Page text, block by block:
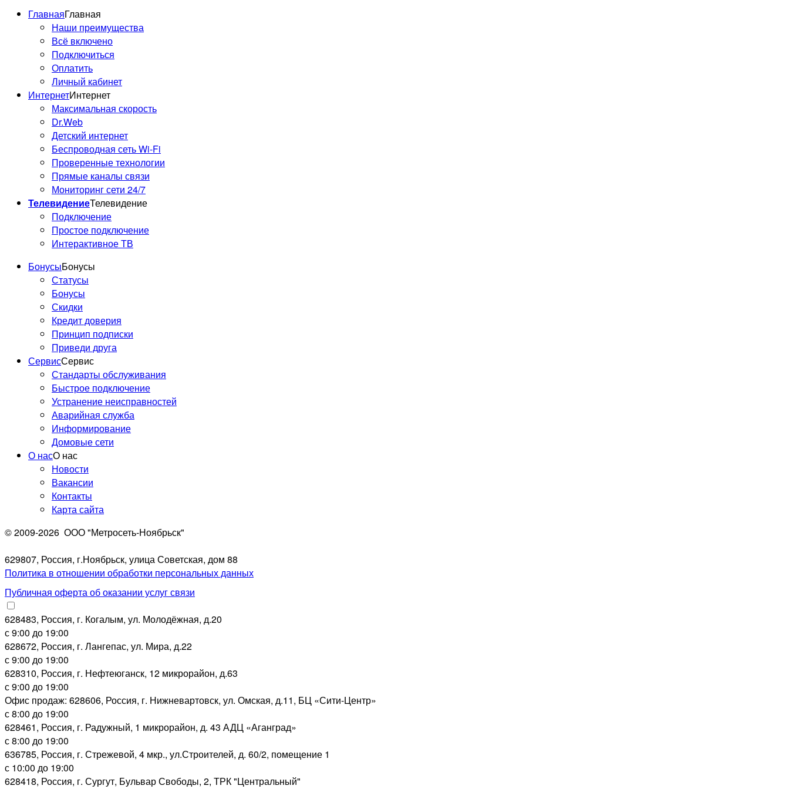
ГлавнаяГлавная
Наши преимущества
Всё включено
Подключиться
Оплатить
Личный кабинет
ИнтернетИнтернет
Максимальная скорость
Dr.Web
Детский интернет
Беспроводная сеть Wi-Fi
Проверенные технологии
Прямые каналы связи
Мониторинг сети 24/7
ТелевидениеТелевидение
Подключение
Простое подключение
Интерактивное ТВ
БонусыБонусы
Статусы
Бонусы
Скидки
Кредит доверия
Принцип подписки
Приведи друга
СервисСервис
Стандарты обслуживания
Быстрое подключение
Устранение неисправностей
Аварийная служба
Информирование
Домовые сети
О насО нас
Новости
Вакансии
Контакты
Карта сайта
© 2009-2026 ООО "Метросеть-Ноябрьск"
629807, Россия, г.Ноябрьск, улица Советская, дом 88
Политика в отношении обработки персональных данных
Публичная оферта об оказании услуг связи
628483, Россия, г. Когалым, ул. Молодёжная, д.20
с 9:00 до 19:00
628672, Россия, г. Лангепас, ул. Мира, д.22
с 9:00 до 19:00
628310, Россия, г. Нефтеюганск, 12 микрорайон, д.63
с 9:00 до 19:00
Офис продаж: 628606, Россия, г. Нижневартовск, ул. Омская, д.11, БЦ «Сити-Центр»
с 8:00 до 19:00
628461, Россия, г. Радужный, 1 микрорайон, д. 43 АДЦ «Аганград»
с 8:00 до 19:00
636785, Россия, г. Стрежевой, 4 мкр., ул.Строителей, д. 60/2, помещение 1
с 10:00 до 19:00
628418, Россия, г. Сургут, Бульвар Свободы, 2, ТРК "Центральный"